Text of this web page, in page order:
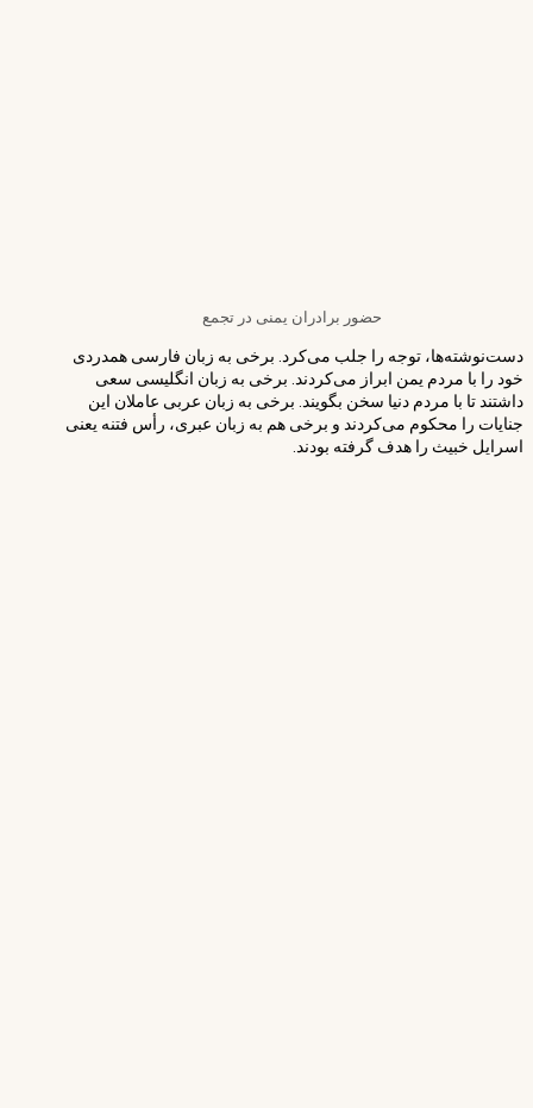
حضور برادران یمنی در تجمع
دست‌نوشته‌ها، توجه را جلب می‌کرد. برخی به زبان فارسی همدردی
خود را با مردم یمن ابراز می‌کردند. برخی به زبان انگلیسی سعی
داشتند تا با مردم دنیا سخن بگویند. برخی به زبان عربی عاملان این
جنایات را محکوم می‌کردند و برخی هم به زبان عبری، رأس فتنه یعنی
اسرایل خبیث را هدف گرفته بودند.